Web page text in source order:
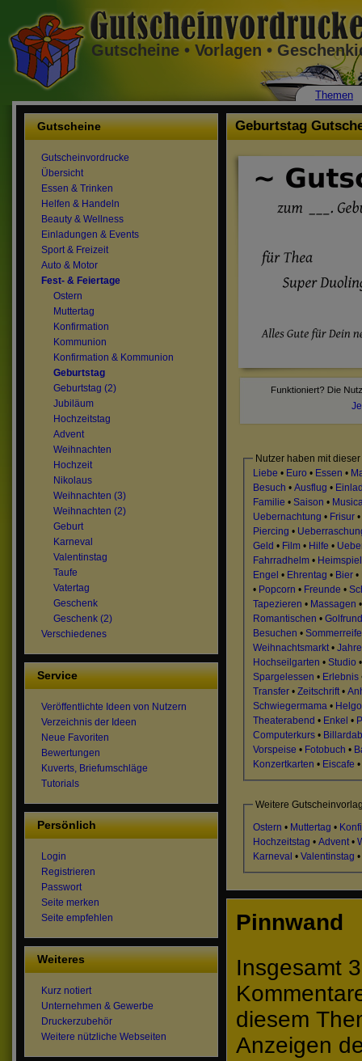
Gutscheine • Vorlagen •
Geburtstag
Nutzer haben mit
Liebe • Euro • Essen •
Besuch • Ausflug •
Familie • Saison •
Uebernachtung • Frisur •
Piercing •
Geld • Film • Hilfe •
Fahrradhelm • Heimspiel
Engel • Ehrentag • Bier •
• Popcorn • Freunde •
Tapezieren • Massagen
Romantischen •
Besuchen •
Weihnachtsmarkt•
Hochseilgarten • Studio
Spargelessen • Erlebnis
Transfer • Zeitschrift•
Schwiegermama •
Theaterabend • Enkel •
Computerkurs •
Vorspeise • Fotobuch •
Konzertkarten • Eiscafe •
Weitere
Ostern • Muttertag •
Hochzeitstag • Advent•
Karneval • Valentinstag •
Pinnwand
Insgesamt
diesem
Anzeigen
Gutscheine
Gutscheinvordrucke
Übersicht
Essen & Trinken
Helfen & Handeln
Beauty & Wellness
Einladungen & Events
Sport & Freizeit
Auto & Motor
Fest- & Feiertage
Ostern
Muttertag
Konfirmation
Kommunion
Konfirmation & Kommunion
Geburtstag
Geburtstag (2)
Jubiläum
Hochzeitstag
Advent
Weihnachten
Hochzeit
Nikolaus
Weihnachten (3)
Weihnachten (2)
Geburt
Karneval
Valentinstag
Taufe
Vatertag
Geschenk
Geschenk (2)
Verschiedenes
Service
Veröffentlichte Ideen von Nutzern
Verzeichnis der Ideen
Neue Favoriten
Bewertungen
Kuverts, Briefumschläge
Tutorials
Persönlich
Login
Registrieren
Passwort
Seite merken
Seite empfehlen
Weiteres
Kurz notiert
Unternehmen & Gewerbe
Druckerzubehör
Weitere nützliche Webseiten
Themen